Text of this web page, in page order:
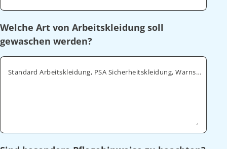
Welche Art von Arbeitskleidung soll
gewaschen werden?
Standard Arbeitskleidung, PSA Sicherheitskleidung, Warnschutz, ESD